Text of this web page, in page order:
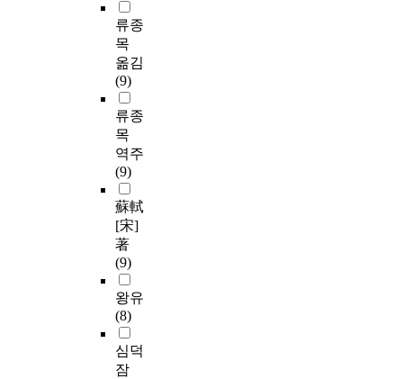
류종
목
옮김
(9)
류종
목
역주
(9)
蘇軾
[宋]
著
(9)
왕유
(8)
심덕
잠